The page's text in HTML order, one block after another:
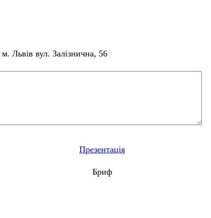
SEO
м. Львів вул. Залізнична, 56
Презентація
Бриф